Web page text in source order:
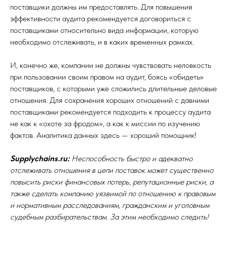
поставщики должны им предоставлять. Для повышения
эффективности аудита рекомендуется договориться с
поставщиками относительно вида информации, которую
необходимо отслеживать, и в каких временных рамках.
И, конечно же, компании не должны чувствовать неловкость
при пользовании своим правом на аудит, боясь «обидеть»
поставщиков, с которыми уже сложились длительные деловые
отношения. Для сохранения хороших отношений с давними
поставщиками рекомендуется подходить к процессу аудита
не как к «охоте за фродом», а как к миссии по изучению
фактов. Аналитика данных здесь — хороший помощник!
Supplychains.ru: Неспособность быстро и адекватно
отслеживать отношения в цепи поставок может существенно
повысить риски финансовых потерь, репутационные риски, а
также сделать компанию уязвимой по отношению к правовым
и нормативным расследованиям, гражданским и уголовным
судебным разбирательствам. За этим необходимо следить!